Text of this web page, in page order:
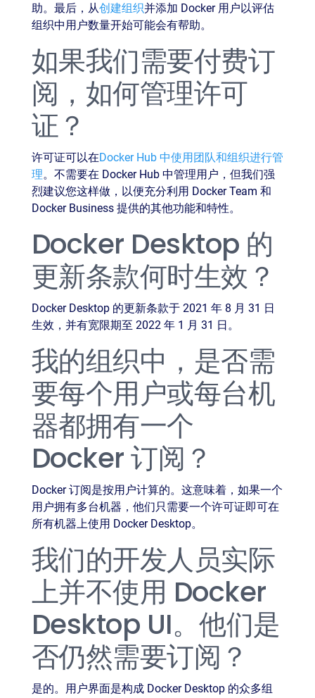
助。最后，从创建组织并添加 Docker 用户以评估
组织中用户数量开始可能会有帮助。
如果我们需要付费订
阅，如何管理许可
证？
许可证可以在Docker Hub 中使用团队和组织进行管
理。不需要在 Docker Hub 中管理用户，但我们强
烈建议您这样做，以便充分利用 Docker Team 和
Docker Business 提供的其他功能和特性。
Docker Desktop 的
更新条款何时生效？
Docker Desktop 的更新条款于 2021 年 8 月 31 日
生效，并有宽限期至 2022 年 1 月 31 日。
我的组织中，是否需
要每个用户或每台机
器都拥有一个
Docker 订阅？
Docker 订阅是按用户计算的。这意味着，如果一个
用户拥有多台机器，他们只需要一个许可证即可在
所有机器上使用 Docker Desktop。
我们的开发人员实际
上并不使用 Docker
Desktop UI。他们是
否仍然需要订阅？
是的。用户界面是构成 Docker Desktop 的众多组